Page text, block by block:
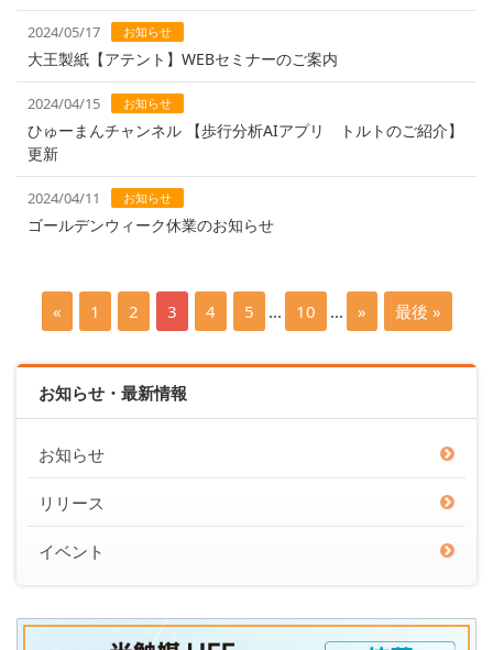
2024/05/17 お知らせ
大王製紙【アテント】WEBセミナーのご案内
2024/04/15 お知らせ
ひゅーまんチャンネル 【歩行分析AIアプリ トルトのご紹介】
更新
2024/04/11 お知らせ
ゴールデンウィーク休業のお知らせ
« 1 2 3 4 5 ... 10 ... » 最後 »
お知らせ・最新情報
お知らせ
リリース
イベント